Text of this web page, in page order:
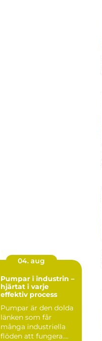
04. aug
Pumpar i industrin –
hjärtat i varje
effektiv process
Pumpar är den dolda
länken som får
många industriella
flöden att fungera....